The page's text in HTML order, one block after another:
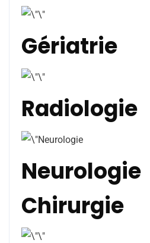
Gériatrie
Radiologie
Neurologie
Chirurgie